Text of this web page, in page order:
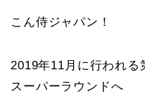
こん侍ジャパン！
2019年11月に行われる
スーパーラウンドへ